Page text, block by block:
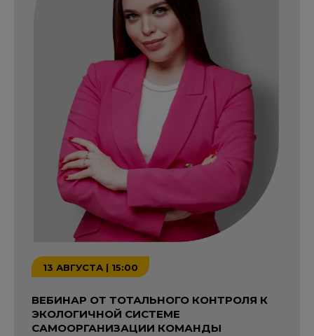
13 АВГУСТА | 15:00
ВЕБИНАР ОТ ТОТАЛЬНОГО КОНТРОЛЯ К
ЭКОЛОГИЧНОЙ СИСТЕМЕ
САМООРГАНИЗАЦИИ КОМАНДЫ